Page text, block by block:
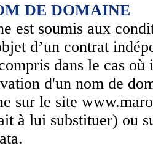
DE DOMAINE
est soumis aux
d’un contrat
dans le cas
d'un nom de
sur le site
à lui substituer) ou